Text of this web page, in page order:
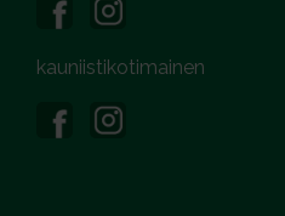
kauniistikotimainen